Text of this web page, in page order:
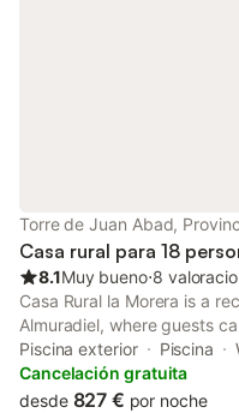
Torre de Juan Abad,
Casa rural para 18
8.1Muy bueno⋅8
Casa Rural la Morera is a
Almuradiel, where guests
garden and barbecue
balcony, free private
Piscina exterior Piscina
Cancelación gratuita
desde 827 € por noche